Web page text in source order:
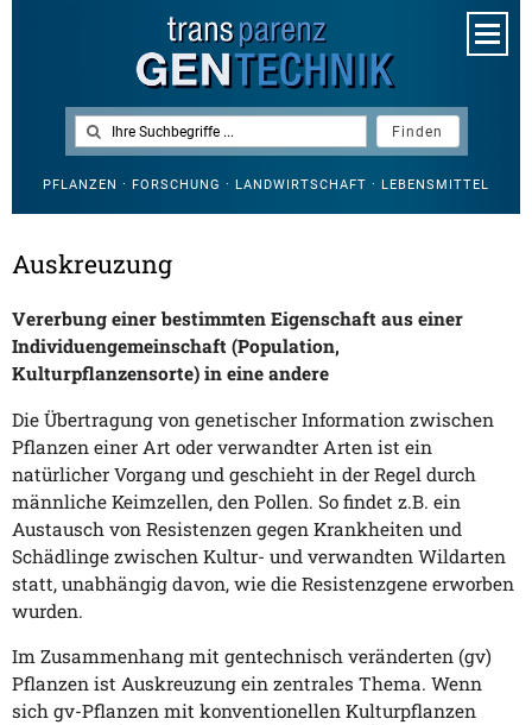
PFLANZEN · FORSCHUNG · LANDWIRTSCHAFT · LEBENSMITTEL
Auskreuzung
Vererbung einer bestimmten Eigenschaft aus einer
Individuengemeinschaft (Population,
Kulturpflanzensorte) in eine andere
Die Übertragung von genetischer Information zwischen
Pflanzen einer Art oder verwandter Arten ist ein
natürlicher Vorgang und geschieht in der Regel durch
männliche Keimzellen, den Pollen. So findet z.B. ein
Austausch von Resistenzen gegen Krankheiten und
Schädlinge zwischen Kultur- und verwandten Wildarten
statt, unabhängig davon, wie die Resistenzgene erworben
wurden.
Im Zusammenhang mit gentechnisch veränderten (gv)
Pflanzen ist Auskreuzung ein zentrales Thema. Wenn
sich gv-Pflanzen mit konventionellen Kulturpflanzen